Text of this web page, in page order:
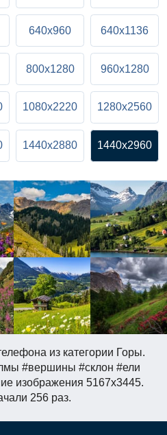
из категории Горы.
#вершины #склон #ели
изображения 5167x3445.
256 раз.
640x960 640x1136
800x1280 960x1280
1080x2220 1280x2560
1440x2880 1440x2960